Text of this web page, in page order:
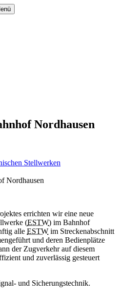
Nordhausen
Stellwerken
Nordhausen
errichten wir eine neue
(ESTW) im Bahnhof
alle ESTW im Streckenabschnitt
und deren Bedienplätze
der Zugverkehr auf diesem
und zuverlässig gesteuert
und Sicherungstechnik.